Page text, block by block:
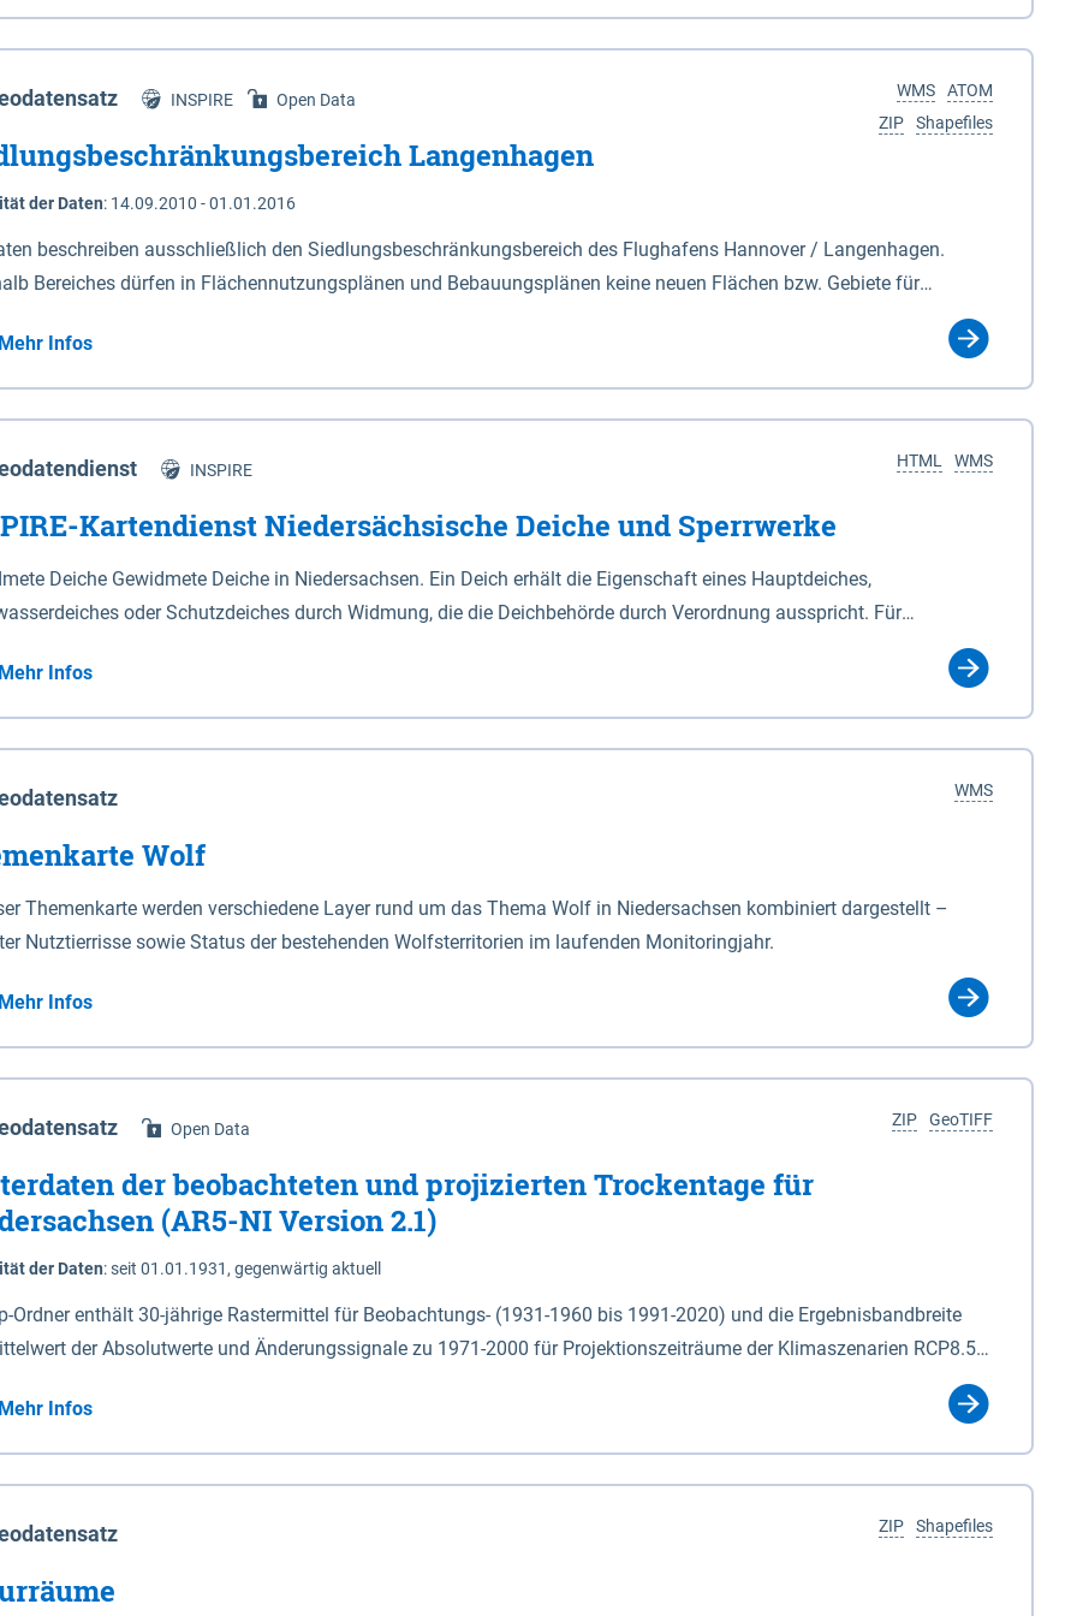
Niedersachsen (vgl. Abb. 4-1) entlang der Elbe zwischen Schnackenburg im Osten und Hohnstorf (Elbe) im Westen
472,5 bei Schnackenburg bis 569 bei Lauenburg). Das Biosphärenreservat umfasst Teile der Landkreise
Dannenberg und Lüneburg.
ATOM
WMS
Shapefiles
ZIP
INSPIRE Open Data
Langenhagen
der Daten: 14.09.2010 - 01.01.2016
beschreiben ausschließlich den Siedlungsbeschränkungsbereich des Flughafens Hannover / Langenhagen.
Bereiches dürfen in Flächennutzungsplänen und Bebauungsplänen keine neuen Flächen bzw. Gebiete für
Mehr Infos
WMS
HTML
INSPIRE
Kartendienst Niedersächsische Deiche und Sperrwerke
Deiche Gewidmete Deiche in Niedersachsen. Ein Deich erhält die Eigenschaft eines Hauptdeiches,
oder Schutzdeiches durch Widmung, die die Deichbehörde durch Verordnung ausspricht. Für
Deiche gelten die Bestimmungen des Niedersächsischen Deichgesetzes (NDG). Die Widmung "2.Deichlinie" ist
Sperrwerke Sperrwerke sind Bauwerke mit Sperrvorrichtungen in Tidegewässern, die dem
eines Gebietes vor erhöhten Tiden, vor allem vor Sturmfluten, zu dienen bestimmt sind (§2 Abs.3 NDG). Ein Bauwerk
Art erhält die Eigenschaft eines Sperrwerkes durch Widmung, die die Deichbehörde durch Verordnung
Mehr Infos
WMS
Wolf
Themenkarte werden verschiedene Layer rund um das Thema Wolf in Niedersachsen kombiniert dargestellt –
Nutztierrisse sowie Status der bestehenden Wolfsterritorien im laufenden Monitoringjahr.
Mehr Infos
GeoTIFF
ZIP
Open Data
der beobachteten und projizierten Trockentage für
(AR5-NI Version 2.1)
der Daten:seit 01.01.1931, gegenwärtig aktuell
Ordner enthält 30-jährige Rastermittel für Beobachtungs- (1931-1960 bis 1991-2020) und die Ergebnisbandbreite
der Absolutwerte und Änderungssignale zu 1971-2000 für Projektionszeiträume der Klimaszenarien RCP8.5
(Jun. - Aug.) - au: Herbst (Sep. - Nov.) - wi: Winter (Dez. - Feb.) - hyr:
Jahr (Nov. - Okt.) - hsu: Hydrologisches Sommerhalbjahr (Mai - Okt.) - hwi: Hydrologisches Winterhalbjahr
- vd: Vegetationsruhe (Okt. - Mär.) Neben den Rasterdaten ist eine
zu den Dateinamen und für eine Darstellung im GIS eine Klassifizierung der Rasterdaten mit Klassenname und
code gegeben.
Mehr Infos
Shapefiles
ZIP